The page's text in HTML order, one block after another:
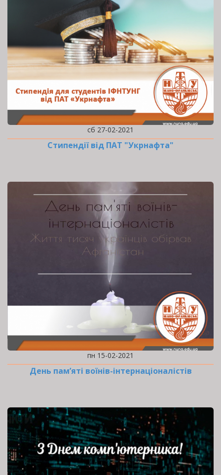
сб 27-02-2021
Стипендії від ПАТ "Укрнафта"
пн 15-02-2021
День пам’яті воїнів-інтернаціоналістів